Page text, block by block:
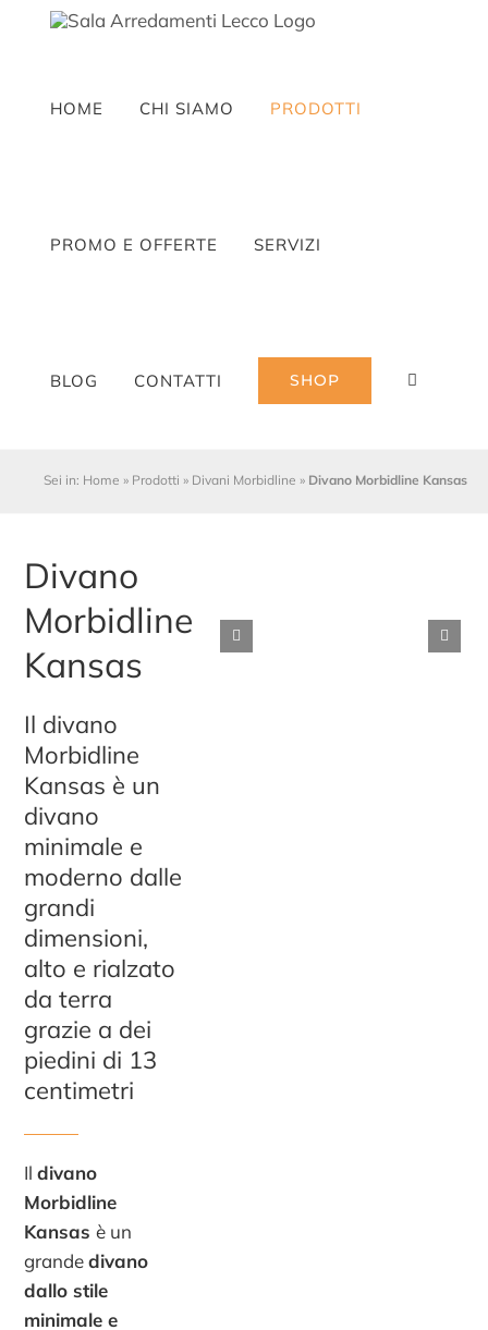
HOME CHI SIAMO PRODOTTI
PROMO E OFFERTE SERVIZI
BLOG CONTATTI SHOP
Sei in: Home » Prodotti » Divani Morbidline » Divano Morbidline Kansas
Divano
Morbidline
Kansas
Il divano
Morbidline
Kansas è un
divano
minimale e
moderno dalle
grandi
dimensioni,
alto e rialzato
da terra
grazie a dei
piedini di 13
centimetri
Il divano
Morbidline
Kansas è un
grandedivano
dallo stile
minimale e